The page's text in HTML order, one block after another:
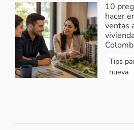
10
hacer
ventas
Tips
nueva